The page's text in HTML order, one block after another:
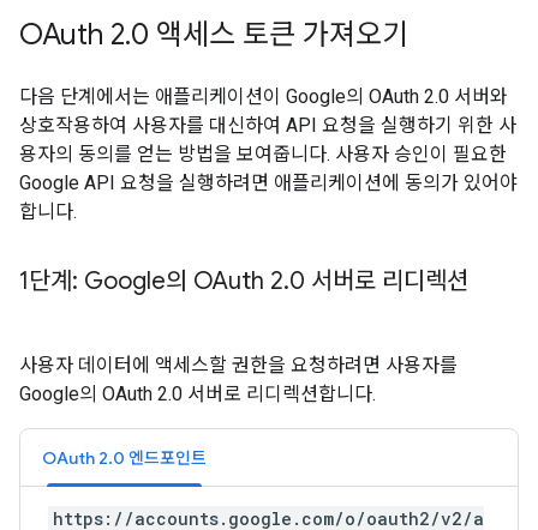
OAuth 2.0 액세스 토큰 가져오기
다음 단계에서는 애플리케이션이 Google의 OAuth 2.0 서버와
상호작용하여 사용자를 대신하여 API 요청을 실행하기 위한 사
용자의 동의를 얻는 방법을 보여줍니다. 사용자 승인이 필요한
Google API 요청을 실행하려면 애플리케이션에 동의가 있어야
합니다.
1단계: Google의 OAuth 2.0 서버로 리디렉션
사용자 데이터에 액세스할 권한을 요청하려면 사용자를
Google의 OAuth 2.0 서버로 리디렉션합니다.
OAuth 2.0 엔드포인트
https://accounts.google.com/o/oauth2/v2/a